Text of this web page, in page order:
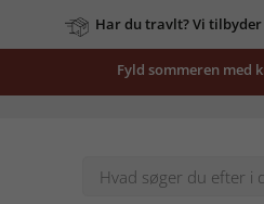
Har du travlt? Vi
Fyld sommeren med